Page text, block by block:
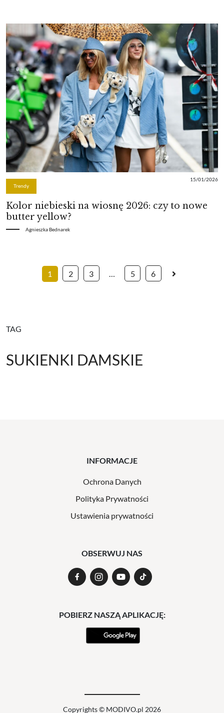
Trendy
15/01/2026
Kolor niebieski na wiosnę 2026: czy to nowe
butter yellow?
Agnieszka Bednarek
1 2 3 … 5 6
TAG
SUKIENKI DAMSKIE
INFORMACJE
Ochrona Danych
Polityka Prywatności
Ustawienia prywatności
OBSERWUJ NAS
POBIERZ NASZĄ APLIKACJĘ:
Copyrights © MODIVO.pl 2026